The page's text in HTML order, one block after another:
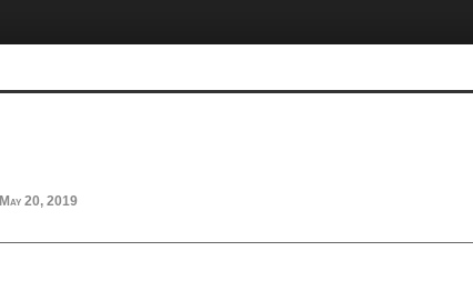
May 20, 2019